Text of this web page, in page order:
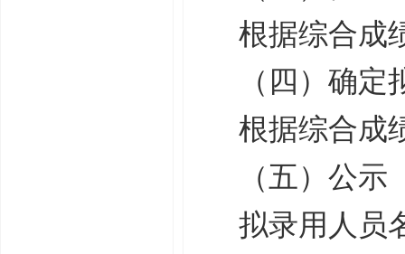
根据综合成
（四）确
根据综合成
（五）公示
拟录用人员